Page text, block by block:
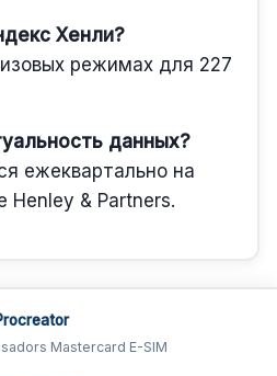
Хенли?
режимах для 227
данных?
ежеквартально на
Henley & Partners.
Mastercard E-SIM